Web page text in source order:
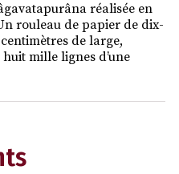
réalisée en
rouleau de papier de dix-
de large,
mille lignes d’une